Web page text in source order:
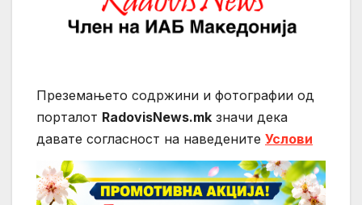
Преземањето содржини и фотографии од
порталот RadovisNews.mk значи дека
давате согласност на нaведените Услови